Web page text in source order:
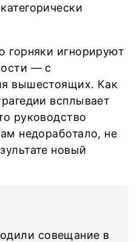
горняки игнорируют
— с
вышестоящих. Как
всплывает
руководство
недоработало, не
новый
совещание в